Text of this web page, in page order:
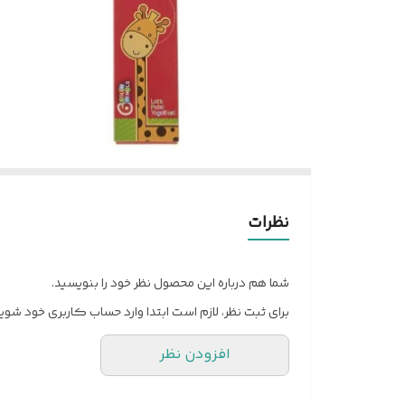
نظرات
شما هم درباره این محصول نظر خود را بنویسید.
برای ثبت نظر، لازم است ابتدا وارد حساب کاربری خود
افزودن نظر